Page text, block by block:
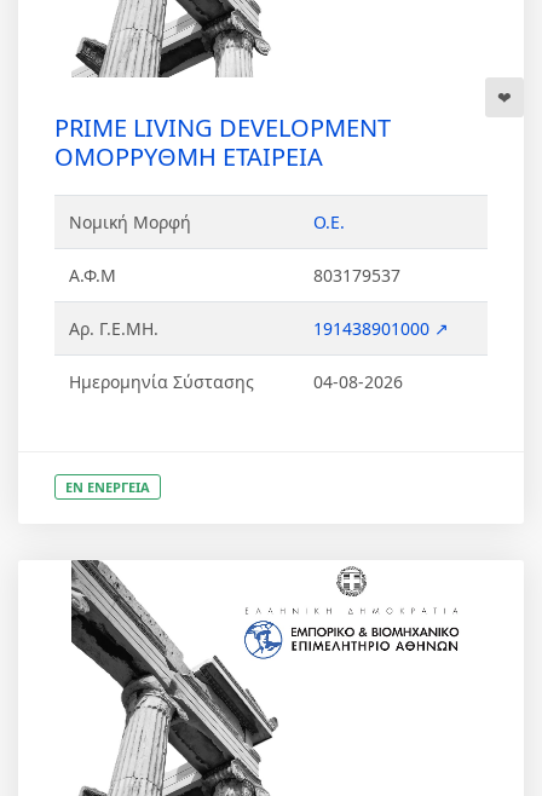
PRIME LIVING DEVELOPMENT
ΟΜΟΡΡΥΘΜΗ ΕΤΑΙΡΕΙΑ
Νομική Μορφή Ο.Ε.
Α.Φ.Μ 803179537
Αρ. Γ.Ε.ΜΗ. 191438901000 ↗
Ημερομηνία Σύστασης 04-08-2026
ΕΝ ΕΝΕΡΓΕΙΑ